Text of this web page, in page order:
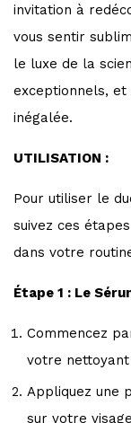
invitation à
vous sentir
le luxe de la
exceptionnels, et
inégalée.
UTILISATION :
Pour utiliser le
suivez ces
dans votre
Étape 1 : Le
Commencez
votre
Appliquez une
sur votre